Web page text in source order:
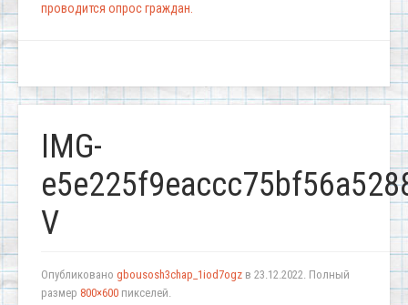
проводится опрос граждан.
IMG-
V
Опубликовано gbousosh3chap_1iod7ogz в 23.12.2022. Полный
размер 800×600 пикселей.